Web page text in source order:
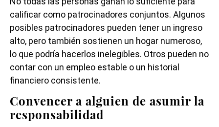
calificar como patrocinadores conjuntos. Algunos
posibles patrocinadores pueden tener un ingreso
alto, pero también sostienen un hogar numeroso,
lo que podría hacerlos inelegibles. Otros pueden no
contar con un empleo estable o un historial
financiero consistente.
Convencer a alguien de asumir la
responsabilidad